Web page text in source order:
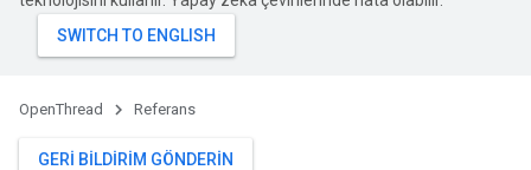
OpenThread Referans
GERI BILDIRIM GÖNDERIN